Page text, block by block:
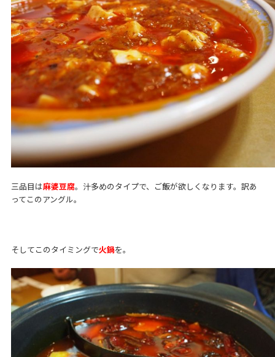
三品目は麻婆豆腐。汁多めのタイプで、ご飯が欲しくなります。訳あ
ってこのアングル。
そしてこのタイミングで火鍋を。